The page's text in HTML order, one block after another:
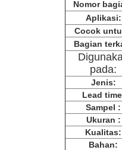
Nomor
Aplikasi:
Cocok
Bagian
pada:
Jenis:
Lead
Sampel :
Ukuran :
Kualitas:
Bahan: